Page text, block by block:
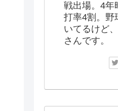
戦出場。4年
打率4割。野
いてるけど
さんです。